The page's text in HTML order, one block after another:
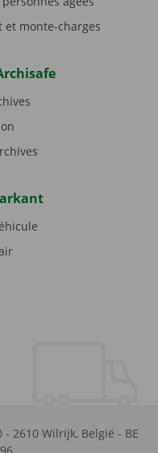
et monte-charges
- 2610 Wilrijk, België - BE